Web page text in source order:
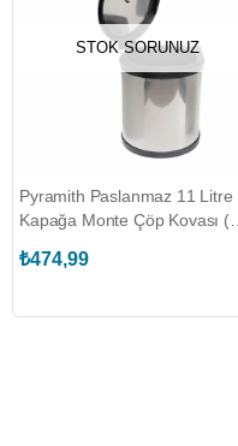
STOK SORUNUZ
Pyramith Paslanmaz 11 Litre
Kapağa Monte Çöp Kovası (P-
₺474,99